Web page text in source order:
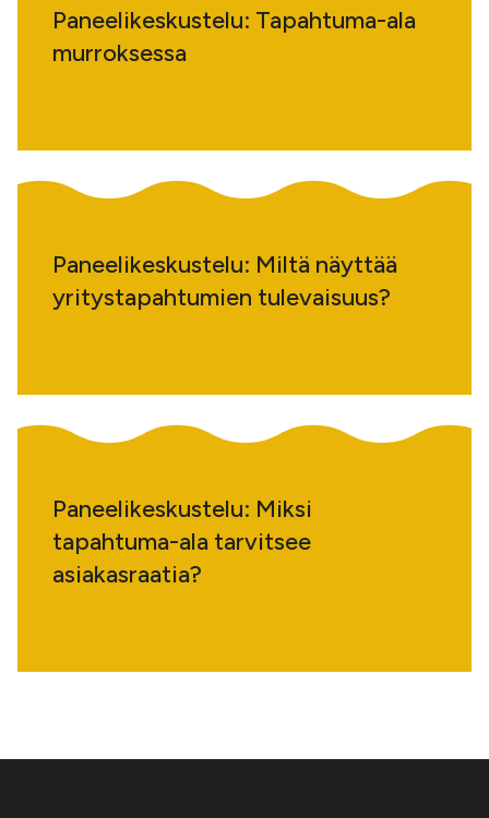
Paneelikeskustelu: Tapahtuma-ala
murroksessa
Paneelikeskustelu: Miltä näyttää
yritystapahtumien tulevaisuus?
Paneelikeskustelu: Miksi
tapahtuma-ala tarvitsee
asiakasraatia?